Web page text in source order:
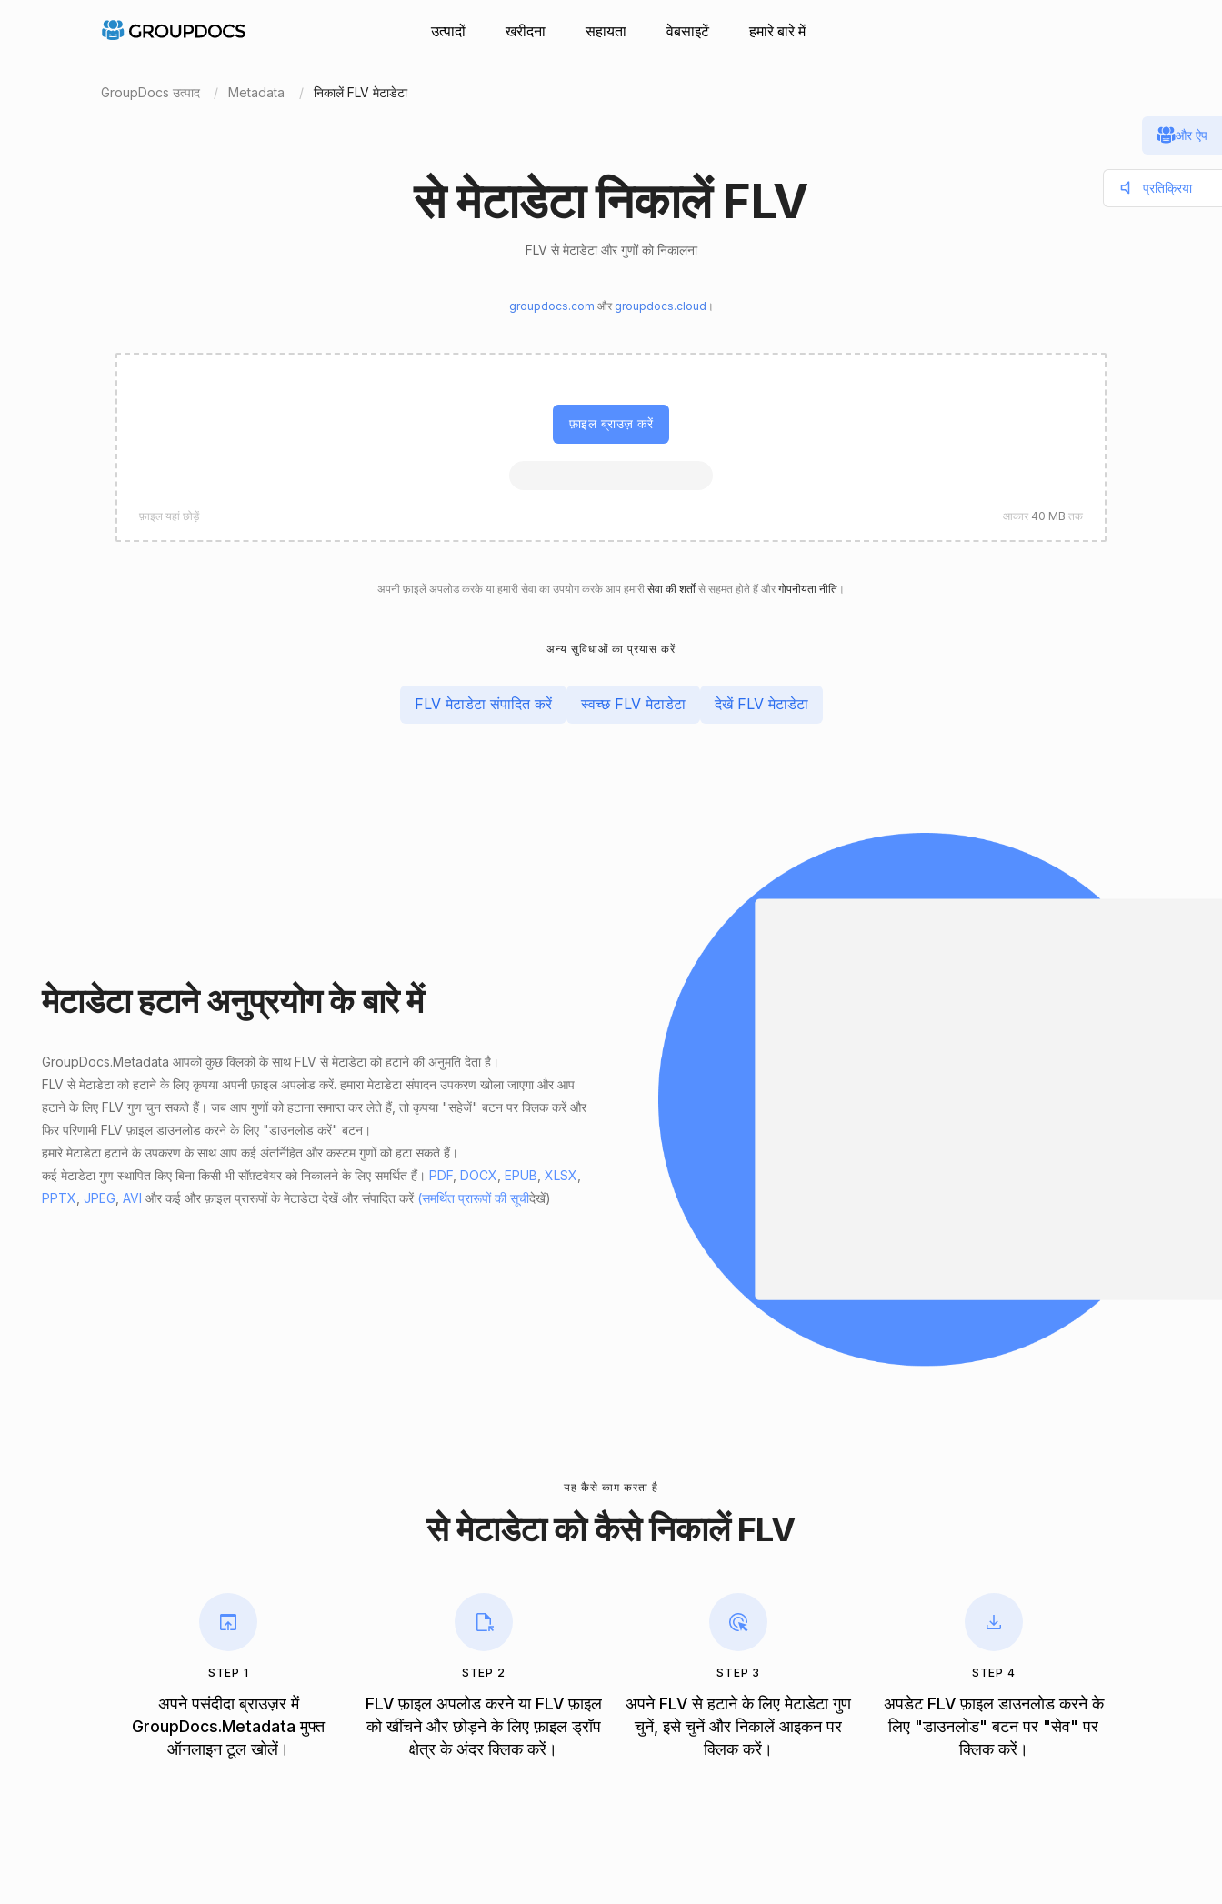
उत्पादों खरीदना सहायता वेबसाइटें हमारे बारे में
GroupDocs उत्पाद Metadata निकालें FLV मेटाडेटा
से मेटाडेटा निकालें FLV
FLV से मेटाडेटा और गुणों को निकालना
groupdocs.com और groupdocs.cloud ।
फ़ाइल ब्राउज़ करें
फ़ाइल यहां छोड़ें आकार 40 MB तक
अपनी फ़ाइलें अपलोड करके या हमारी सेवा का उपयोग करके आप हमारी सेवा की शर्तोंसे सहमत होते हैं और गोपनीयता नीति ।
अन्य सुविधाओं का प्रयास करें
FLV मेटाडेटा संपादित करें स्वच्छ FLV मेटाडेटा देखें FLV मेटाडेटा
मेटाडेटा हटाने अनुप्रयोग के बारे में
GroupDocs.Metadata आपको कुछ क्लिकों के साथFLV से मेटाडेटा को हटाने की अनुमति देता है।
FLV से मेटाडेटा को हटाने के लिए कृपया अपनी फ़ाइल अपलोड करें. हमारा मेटाडेटा संपादन उपकरण खोला जाएगा और आप
हटाने के लिए FLV गुण चुन सकते हैं। जब आप गुणों को हटाना समाप्त कर लेते हैं, तो कृपया "सहेजें" बटन पर क्लिक करें और
फिर परिणामी FLV फ़ाइल डाउनलोड करने के लिए "डाउनलोड करें" बटन।
हमारे मेटाडेटा हटाने के उपकरण के साथ आप कई अंतर्निहित और कस्टम गुणों को हटा सकते हैं।
कई मेटाडेटा गुण स्थापित किए बिना किसी भी सॉफ़्टवेयर को निकालने के लिए समर्थित हैं। PDF DOCX EPUB XLSX
PPTX JPEG AVI और कई और फ़ाइल प्रारूपों के मेटाडेटा देखें और संपादित करें (समर्थित प्रारूपों की सूचीदेखें)
यह कैसे काम करता है
से मेटाडेटा को कैसे निकालें FLV
STEP 1
अपने पसंदीदा ब्राउज़र में
GroupDocs.Metadata मुफ्त
ऑनलाइन टूल खोलें।
STEP 2
FLV फ़ाइल अपलोड करने या FLV फ़ाइल
को खींचने और छोड़ने के लिए फ़ाइल ड्रॉप
क्षेत्र के अंदर क्लिक करें।
STEP 3
अपने FLV से हटाने के लिए मेटाडेटा गुण
चुनें, इसे चुनें और निकालें आइकन पर
क्लिक करें।
STEP 4
अपडेट FLV फ़ाइल डाउनलोड करने के
लिए "डाउनलोड" बटन पर "सेव" पर
क्लिक करें।
और ऐप
प्रतिक्रिया